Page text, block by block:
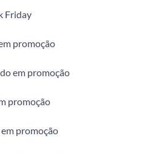
Friday
promoção
em promoção
promoção
promoção